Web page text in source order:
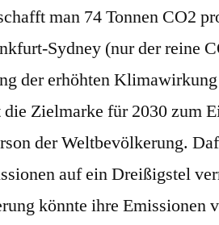
man 74 Tonnen CO2
Sydney (nur der reine
der erhöhten
Zielmarke für 2030 zum
der Weltbevölkerung.
auf ein Dreißigstel
könnte ihre Emissionen